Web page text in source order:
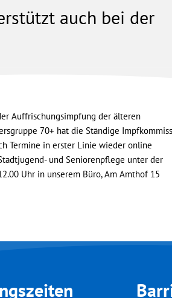
auch bei der
Auffrischungsimpfung der älteren
70+ hat die Ständige
Termine in erster Linie wieder online
und Seniorenpflege unter der
Uhr in unserem Büro, Am Amthof 15